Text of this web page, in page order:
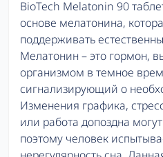
BioTech Melatonin 90
основе мелатонина,
поддерживать
Мелатонин – это гормон,
организмом в темное
сигнализирующий о
Изменения графика,
или работа допоздна
поэтому человек